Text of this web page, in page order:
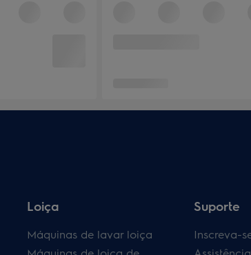
Loiça
Máquinas de lavar loiça
Suporte
Inscreva-